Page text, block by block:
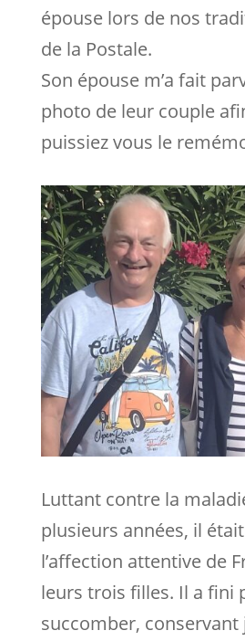
épouse lors de nos
de la Postale.
Son épouse m’a fait
photo de leur couple
puissiez vous le
Luttant contre la
plusieurs années, il
l’affection attentive de
leurs trois filles. Il a fini
succomber, conservant